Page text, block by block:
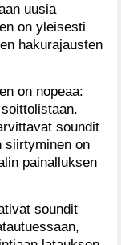
uusia
on yleisesti
hakurajausten
on nopeaa:
soundit
siirtyminen on
painalluksen
soundit